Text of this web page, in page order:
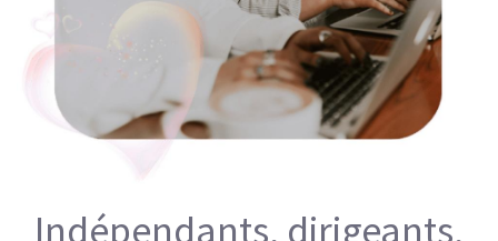
Indépendants, dirigeants,